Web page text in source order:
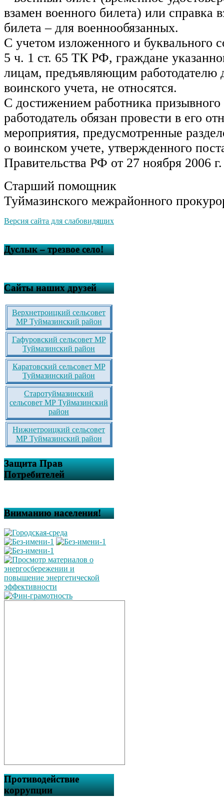
взамен военного билета) или справка
билета – для военнообязанных.
С учетом изложенного и буквального
5 ч. 1 ст. 65 ТК РФ, граждане
лицам, предъявляющим работодателю
воинского учета, не относятся.
С достижением работника призывного
работодатель обязан провести в его
мероприятия, предусмотренные
о воинском учете, утвержденного
Правительства РФ от 27 ноября 2006
Старший помощник
Туймазинского межрайонного
Версия сайта для слабовидящих
Дуслык – трезвое село!
Сайты наших друзей
Верхнетроицкий сельсовет
МР Туймазинский район
Гафуровский сельсовет МР
Туймазинский район
Каратовский сельсовет МР
Туймазинский район
Старотуймазинский
сельсовет МР Туймазинский
район
Нижнетроицкий сельсовет
МР Туймазинский район
Защита Прав
Потребителей
Вниманию населения!
Противодействие
коррупции